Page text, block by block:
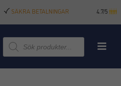
SÄKRA BETALNINGAR 4.7/5
Produktsökning